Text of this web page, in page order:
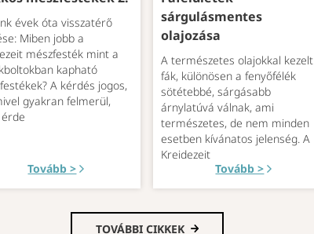
évek óta visszatérő
Miben jobb a
mészfesték mint a
kapható
A kérdés jogos,
gyakran felmerül,
Tovább >
sárgulásmentes
olajozása
A természetes olajokkal kezelt
fák, különösen a fenyőfélék
sötétebbé, sárgásabb
árnylatúvá válnak, ami
természetes, de nem minden
esetben kívánatos jelenség. A
Kreidezeit
Tovább >
TOVÁBBI CIKKEK